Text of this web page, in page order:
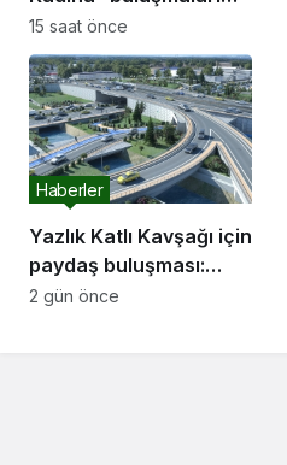
Akyazı’da devam etti
15 saat önce
Yazlık Katlı Kavşağı için
paydaş buluşması:
“İletişim kanallarımız
Haberler
2 gün önce